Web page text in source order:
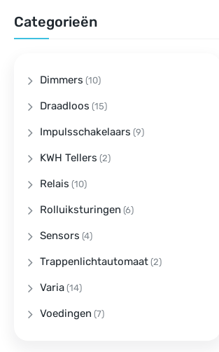
Categorieën
Dimmers (10)
Draadloos (15)
Impulsschakelaars (9)
KWH Tellers (2)
Relais (10)
Rolluiksturingen (6)
Sensors (4)
Trappenlichtautomaat (2)
Varia (14)
Voedingen (7)